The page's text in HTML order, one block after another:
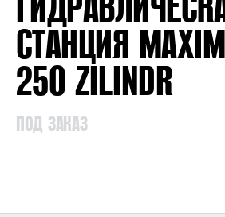
СТАНЦИЯ
250 ZILINDR
ПОД ЗАКАЗ